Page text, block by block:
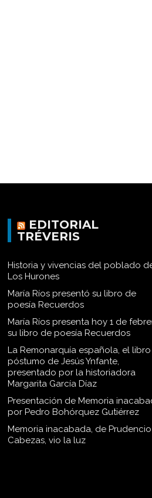
EDITORIAL
TRÉVERIS
Historia y vivencias del poblado
Los Hurones
María Ríos presentó su libro de
poesía Recuerdos
María Ríos presenta hoy 1 de
su libro de poesía Recuerdos
La Remonarquía española, el libro
póstumo de Jesús Ynfante,
presentado por la historiadora
Margarita García Díaz
Presentación de Memoria
por Pedro Bohórquez Gutiérrez
Memoria inacabada, de Prudencio
Cabezas, vio la luz